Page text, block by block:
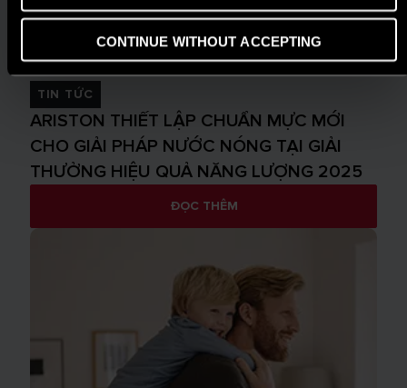
CONTINUE WITHOUT ACCEPTING
TIN TỨC
ARISTON THIẾT LẬP CHUẨN MỰC MỚI
CHO GIẢI PHÁP NƯỚC NÓNG TẠI GIẢI
THƯỞNG HIỆU QUẢ NĂNG LƯỢNG 2025
ĐỌC THÊM